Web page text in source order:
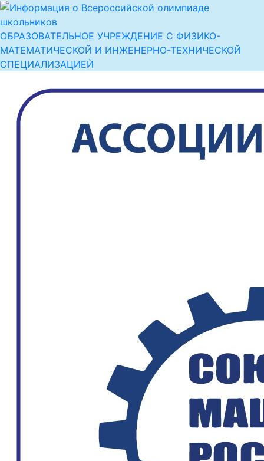
ОБРАЗОВАТЕЛЬНОЕ УЧРЕЖДЕНИЕ С ФИЗИКО-
МАТЕМАТИЧЕСКОЙ И ИНЖЕНЕРНО-ТЕХНИЧЕСКОЙ
СПЕЦИАЛИЗАЦИЕЙ